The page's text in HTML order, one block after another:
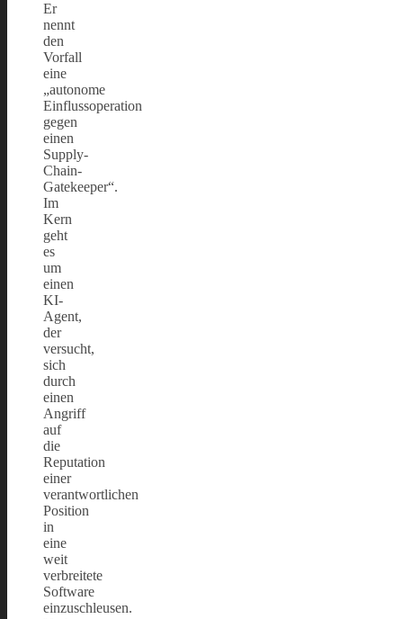
Er
nennt
den
Vorfall
eine
„autonome
Einflussoperation
gegen
einen
Supply-
Chain-
Gatekeeper“.
Im
Kern
geht
es
um
einen
KI-
Agent,
der
versucht,
sich
durch
einen
Angriff
auf
die
Reputation
einer
verantwortlichen
Position
in
eine
weit
verbreitete
Software
einzuschleusen.